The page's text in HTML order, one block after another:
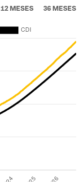
12 MESES 36 MESES